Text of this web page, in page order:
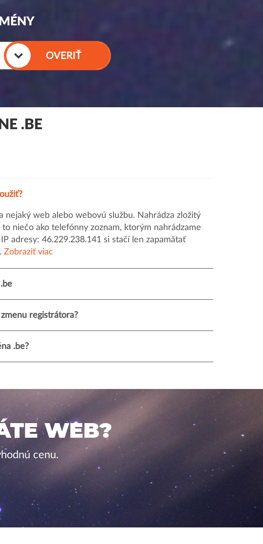
OVERIŤ
.BE
web alebo webovú službu. Nahrádza zložitý
niečo ako telefónny zoznam, ktorým nahrádzame
adresy: 46.229.238.141 si stačí len zapamätať
Zobraziť viac
registrátora?
.be?
WEB?
cenu.